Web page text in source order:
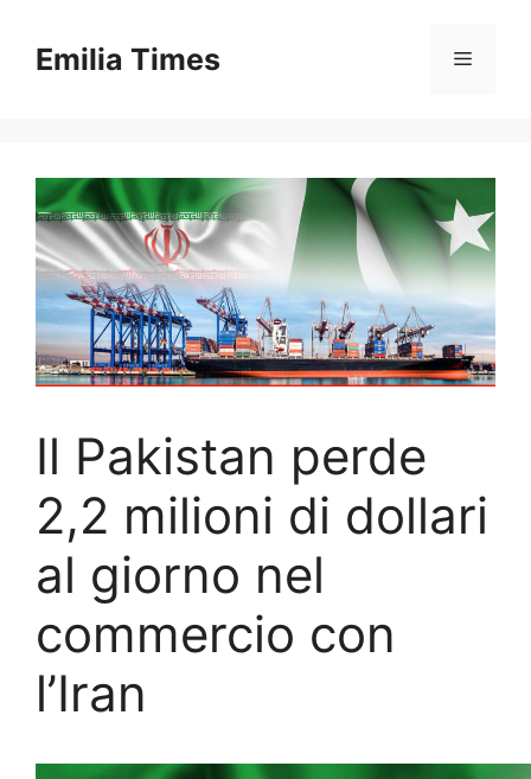
contentEmilia Times Menu
Il Pakistan perde
2,2 milioni di dollari
al giorno nel
commercio con
l’Iran